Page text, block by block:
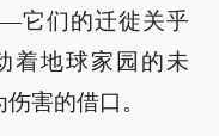
它们的迁徙关乎
着地球家园的未
害的借口。